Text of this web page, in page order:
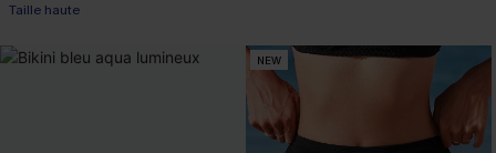
Taille haute
NEW